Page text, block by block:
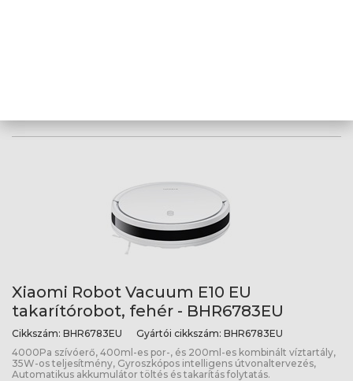
Xiaomi Robot Vacuum E10 EU
takarítórobot, fehér - BHR6783EU
Cikkszám: BHR6783EU Gyártói cikkszám: BHR6783EU
4000Pa szívóerő, 400ml-es por-, és 200ml-es kombinált víztartály,
35W-os teljesítmény, Gyroszkópos intelligens útvonaltervezés,
Automatikus akkumulátor töltés és takarítás folytatás.